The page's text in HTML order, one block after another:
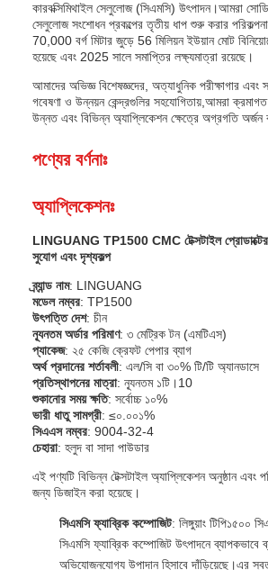
কারবক্সিমিথাইল সেলুলোজ (সিএমসি) উৎপাদন।আমরা
সেলুলোজ সংশোধন প্রকল্পের তৃতীয় ধাপ শুরু করার
70,000 বর্গ মিটার জুড়ে 56 মিলিয়ন ইউয়ান মোট
হয়েছে এবং 2025 সালে সমাপ্তির লক্ষ্যমাত্রা রয়েছে।
আমাদের অভিজ্ঞ বিশেষজ্ঞদের, অত্যাধুনিক পরীক্ষাগার এবং
গবেষণা ও উন্নয়ন কেন্দ্রগুলির সহযোগিতায়,আমরা
উন্নত এবং বিভিন্ন অ্যাপ্লিকেশন ক্ষেত্রে অগ্রগতি অর্জন
পণ্যের বর্ণনাঃ
অ্যাপ্লিকেশনঃ
LINGUANG TP1500 CMC টেক্সটাইল প্রোডাক্টের
সুযোগ এবং দৃশ্যকল্প
ব্র্যান্ড নাম: LINGUANG
মডেল নম্বর: TP1500
উৎপত্তি দেশ: চীন
ন্যূনতম অর্ডার পরিমাণ: ৩ মেট্রিক টন (এমটিএস)
প্যাকেজ: ২৫ কেজি ক্রেফট পেপার ব্যাগ
অর্থ প্রদানের শর্তাবলী: এল/সি বা ৩০% টি/টি অ্যানডাসে
প্রতিস্থাপনের মাত্রা: ন্যূনতম ১টি।10
শুকানোর সময় ক্ষতি: সর্বোচ্চ ১০%
ভারী ধাতু সামগ্রী: ≤০.০০১%
সিএএস নম্বর: 9004-32-4
চেহারা: হলুদ বা সাদা পাউডার
এই পণ্যটি বিভিন্ন টেক্সটাইল অ্যাপ্লিকেশন অনুষ্ঠান এবং
জন্য ডিজাইন করা হয়েছে।
সিএমসি ফ্যাব্রিক কম্পোজিট: লিঙ্গুয়াং টিপি১৫০০
সিএমসি ফ্যাব্রিক কম্পোজিট উৎপাদনে
অভিযোজনযোগ্য উপাদান হিসাবে দাঁড়িয়েছে।এর